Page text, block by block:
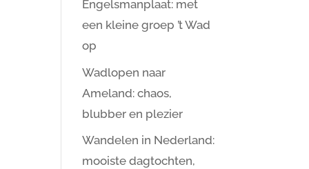
Engelsmanplaat: met
een kleine groep ’t Wad
op
Wadlopen naar
Ameland: chaos,
blubber en plezier
Wandelen in Nederland:
mooiste dagtochten,